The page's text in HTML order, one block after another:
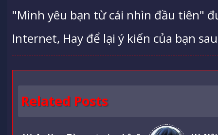
"Mình yêu bạn từ cái nhìn đầu tiên"
Internet, Hay để lại ý kiến của bạn
Related Posts